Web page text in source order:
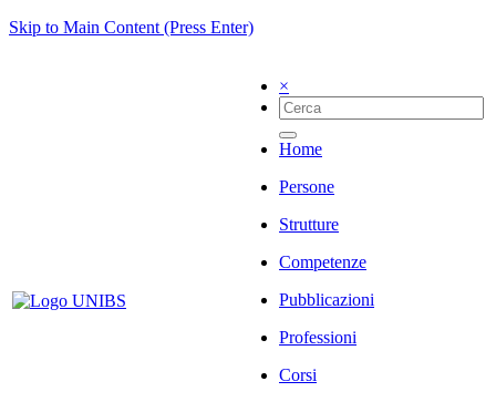
Skip to Main Content (Press Enter)
×
Home
Persone
Strutture
Competenze
Pubblicazioni
Professioni
Corsi